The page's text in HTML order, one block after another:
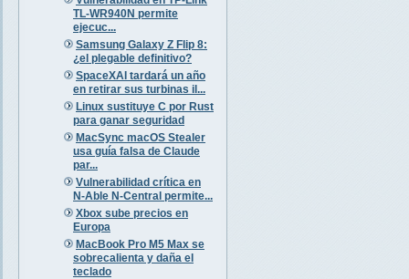
TL-WR940N permite
ejecuc...
Samsung Galaxy Z Flip 8:
¿el plegable definitivo?
SpaceXAI tardará un año
en retirar sus turbinas il...
Linux sustituye C por Rust
para ganar seguridad
MacSync macOS Stealer
usa guía falsa de Claude
par...
Vulnerabilidad crítica en
N-Able N-Central permite...
Xbox sube precios en
Europa
MacBook Pro M5 Max se
sobrecalienta y daña el
teclado